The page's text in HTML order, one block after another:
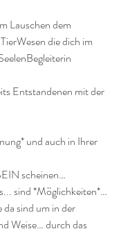
Lauschen dem
die dich im
Entstandenen mit der
und auch in Ihrer
scheinen…
sind *Möglichkeiten*…
da sind um in der
Weise… durch das